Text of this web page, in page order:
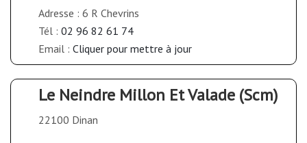
Adresse : 6 R Chevrins
Tél : 02 96 82 61 74
Email : Cliquer pour mettre à jour
Le Neindre Millon Et Valade (Scm)
22100 Dinan